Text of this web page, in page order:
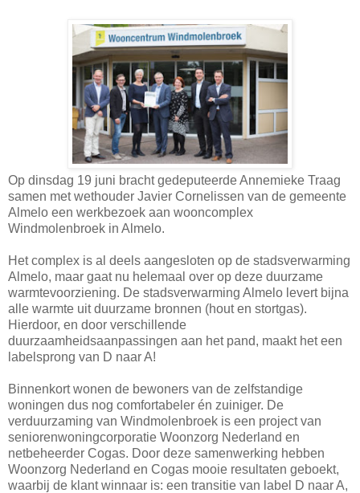
Op dinsdag 19 juni bracht gedeputeerde Annemieke Traag
samen met wethouder Javier Cornelissen van de gemeente
Almelo een werkbezoek aan wooncomplex
Windmolenbroek in Almelo.
Het complex is al deels aangesloten op de stadsverwarming
Almelo, maar gaat nu helemaal over op deze duurzame
warmtevoorziening. De stadsverwarming Almelo levert bijna
alle warmte uit duurzame bronnen (hout en stortgas).
Hierdoor, en door verschillende
duurzaamheidsaanpassingen aan het pand, maakt het een
labelsprong van D naar A!
Binnenkort wonen de bewoners van de zelfstandige
woningen dus nog comfortabeler én zuiniger. De
verduurzaming van Windmolenbroek is een project van
seniorenwoningcorporatie Woonzorg Nederland en
netbeheerder Cogas. Door deze samenwerking hebben
Woonzorg Nederland en Cogas mooie resultaten geboekt,
waarbij de klant winnaar is: een transitie van label D naar A,